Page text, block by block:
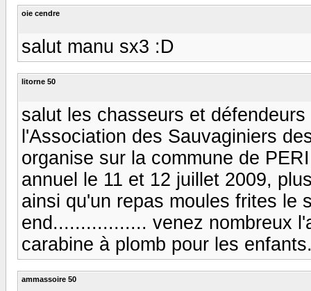
oie cendre
salut manu sx3 :D
litorne 50
salut les chasseurs et
l'Association des Sauvaginiers
organise sur la commune de
annuel le 11 et 12 juillet 2009,
ainsi qu'un repas moules frites le
end................. venez nombreux
carabine à plomb pour les
ammassoire 50